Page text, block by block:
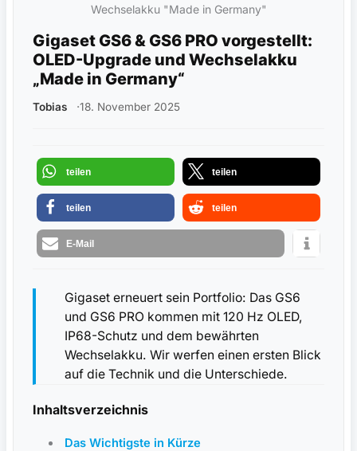
Wechselakku "Made in Germany"
Gigaset GS6 & GS6 PRO vorgestellt:
OLED-Upgrade und Wechselakku
„Made in Germany“
Tobias 18. November 2025
teilen teilen
teilen teilen
E-Mail
Gigaset erneuert sein Portfolio: Das GS6
und GS6 PRO kommen mit 120 Hz OLED,
IP68-Schutz und dem bewährten
Wechselakku. Wir werfen einen ersten Blick
auf die Technik und die Unterschiede.
Inhaltsverzeichnis
Das Wichtigste in Kürze